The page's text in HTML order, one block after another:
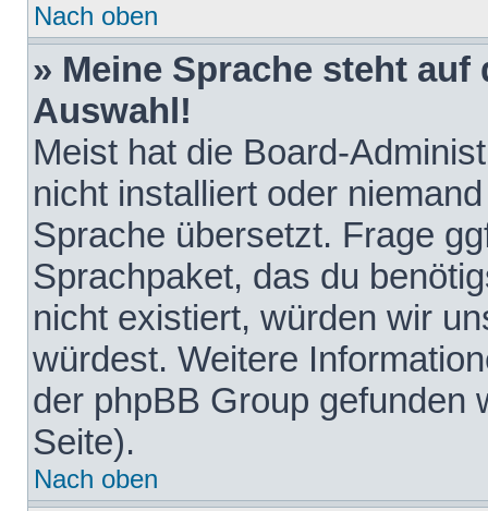
Nach oben
» Meine Sprache steht
Auswahl!
Meist hat die Board-
nicht installiert oder
Sprache übersetzt. Frage
Sprachpaket, das du
nicht existiert, würden wir
würdest. Weitere
der phpBB Group gefunden
Seite).
Nach oben